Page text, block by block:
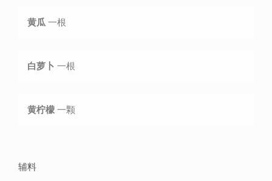
黄瓜 一根
白萝卜 一根
黄柠檬 一颗
辅料